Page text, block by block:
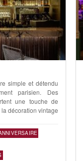
simple et détendu
parisien. Des
une touche de
décoration vintage